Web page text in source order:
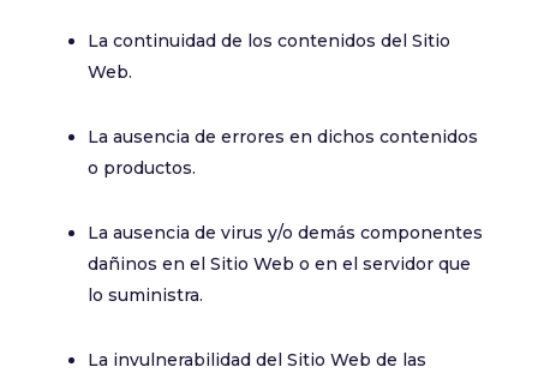
La continuidad de los contenidos del Sitio
Web.
La ausencia de errores en dichos contenidos
o productos.
La ausencia de virus y/o demás componentes
dañinos en el Sitio Web o en el servidor que
lo suministra.
La invulnerabilidad del Sitio Web de las